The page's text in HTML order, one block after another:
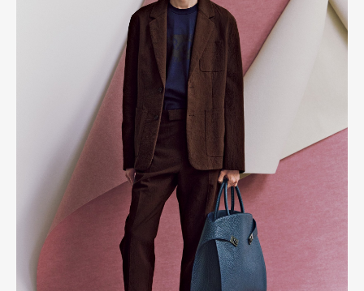
Pen Meet
Pen international